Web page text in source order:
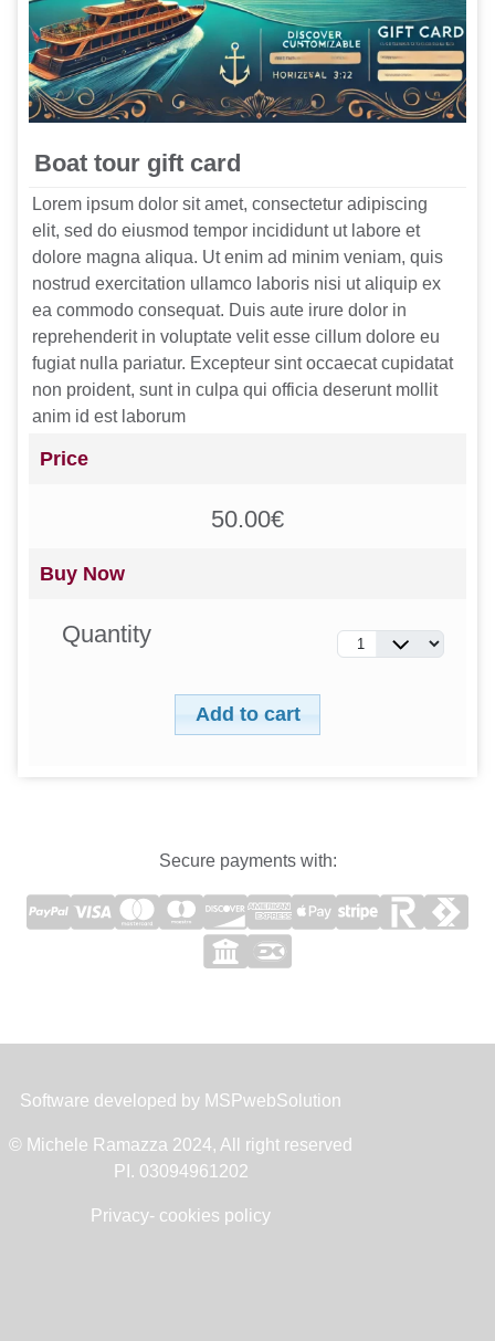
Boat tour gift card
Lorem ipsum dolor sit amet, consectetur adipiscing
elit, sed do eiusmod tempor incididunt ut labore et
dolore magna aliqua. Ut enim ad minim veniam, quis
nostrud exercitation ullamco laboris nisi ut aliquip ex
ea commodo consequat. Duis aute irure dolor in
reprehenderit in voluptate velit esse cillum dolore eu
fugiat nulla pariatur. Excepteur sint occaecat cupidatat
non proident, sunt in culpa qui officia deserunt mollit
anim id est laborum
Price
50.00€
Buy Now
Quantity
Secure payments with:
Software developed by MSPwebSolution
© Michele Ramazza 2024, All right reserved
PI. 03094961202
Privacy- cookies policy